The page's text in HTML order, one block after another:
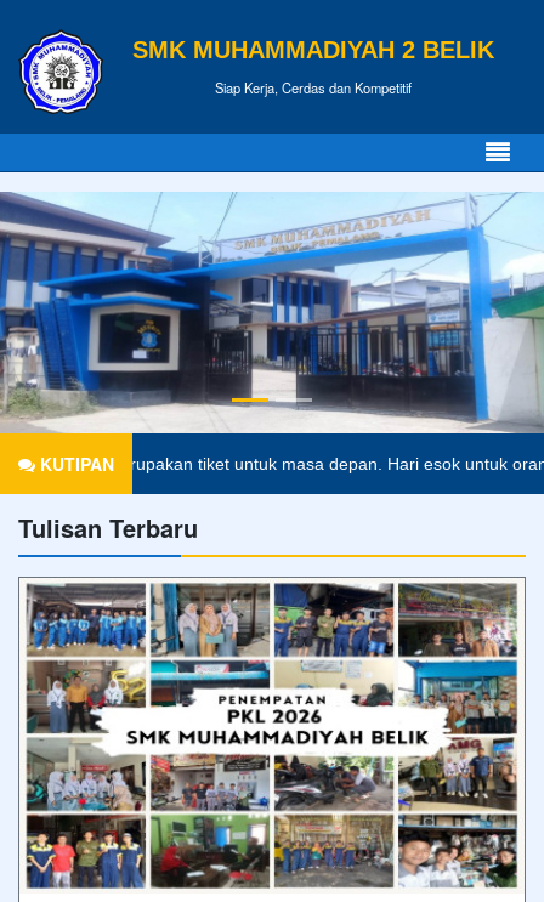
SMK MUHAMMADIYAH 2 BELIK
Siap Kerja, Cerdas dan Kompetitif
KUTIPANmerupakan tiket untuk masa depan. Hari esok untuk
Tulisan Terbaru